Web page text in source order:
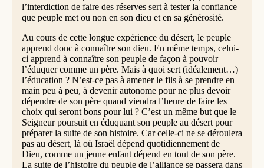
l’interdiction de faire des réserves sert à tester la confiance
que peuple met ou non en son dieu et en sa générosité.
Au cours de cette longue expérience du désert, le peuple
apprend donc à connaître son dieu. En même temps, celui-
ci apprend à connaître son peuple de façon à pouvoir
l’éduquer comme un père. Mais à quoi sert (idéalement…)
l’éducation ? N’est-ce pas à amener le fils à se prendre en
main peu à peu, à devenir autonome pour ne plus devoir
dépendre de son père quand viendra l’heure de faire les
choix qui seront bons pour lui ? C’est un même but que le
Seigneur poursuit en éduquant son peuple au désert pour
préparer la suite de son histoire. Car celle-ci ne se déroulera
pas au désert, là où Israël dépend quotidiennement de
Dieu, comme un jeune enfant dépend en tout de son père.
La suite de l’histoire du peuple de l’alliance se passera dans